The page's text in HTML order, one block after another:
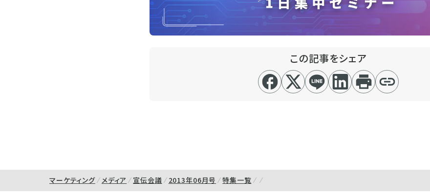
この記事をシェア
マーケティング メディア 宣伝会議 2013年06月号 特集一覧